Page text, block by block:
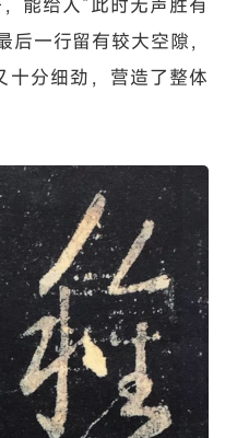
一行留有较大空隙，
十分细劲，营造了整体